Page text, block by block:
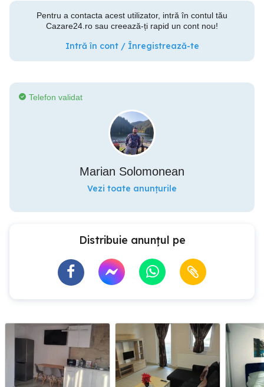
Pentru a contacta acest utilizator, intră în contul tău
Cazare24.ro sau creează-ți rapid un cont nou!
Intră în cont / Înregistrează-te
Telefon validat
Marian Solomonean
Vezi toate anunțurile
Distribuie anunțul pe